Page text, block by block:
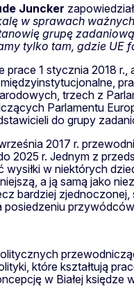
Juncker
w sprawach
grupę
tylko tam, gdzie
1 stycznia 2018 r.,
trzech z
Parlamentu
do grupy
2017 r.
2025 r. Jednym z
wysiłki w niektórych
a ją samą jako
bardziej
posiedzeniu
które kształtują
w Białej księdze